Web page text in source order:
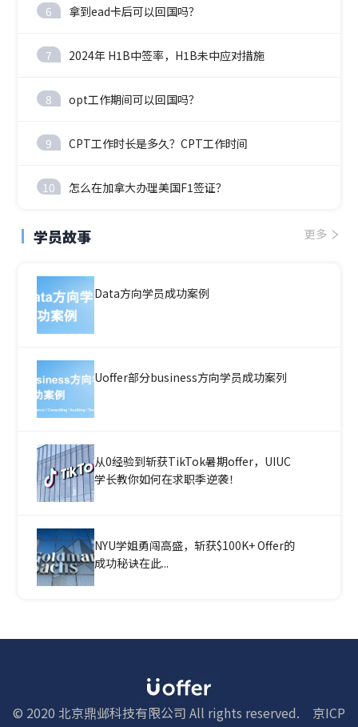
6 拿到ead卡后可以回国吗？
7 2024年 H1B中签率，H1B未中应对措施
8 opt工作期间可以回国吗？
9 CPT工作时长是多久？CPT工作时间
10 怎么在加拿大办理美国F1签证？
学员故事 更多
Data方向学员成功案例
Uoffer部分business方向学员成功案列
从0经验到斩获TikTok暑期offer，UIUC
学长教你如何在求职季逆袭！
NYU学姐勇闯高盛，斩获$100K+ Offer的
成功秘诀在此...
© 2020 北京鼎邺科技有限公司 All rights reserved.
京ICP